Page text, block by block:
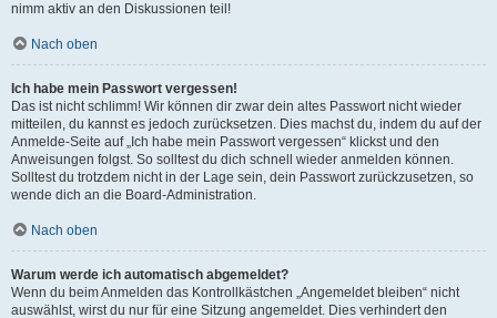
nimm aktiv an den Diskussionen teil!
Nach oben
Ich habe mein Passwort vergessen!
Das ist nicht schlimm! Wir können dir zwar dein altes Passwort nicht wieder
mitteilen, du kannst es jedoch zurücksetzen. Dies machst du, indem du auf der
Anmelde-Seite auf „Ich habe mein Passwort vergessen“ klickst und den
Anweisungen folgst. So solltest du dich schnell wieder anmelden können.
Solltest du trotzdem nicht in der Lage sein, dein Passwort zurückzusetzen, so
wende dich an die Board-Administration.
Nach oben
Warum werde ich automatisch abgemeldet?
Wenn du beim Anmelden das Kontrollkästchen „Angemeldet bleiben“ nicht
auswählst, wirst du nur für eine Sitzung angemeldet. Dies verhindert den